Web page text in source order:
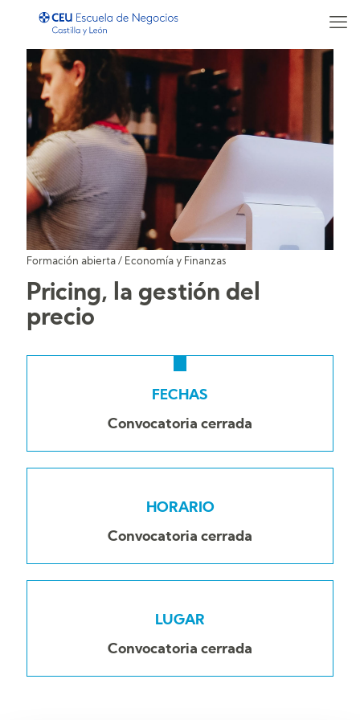
Formación abierta / Economía y Finanzas
Pricing, la gestión del
precio
FECHAS
Convocatoria cerrada
HORARIO
Convocatoria cerrada
LUGAR
Convocatoria cerrada